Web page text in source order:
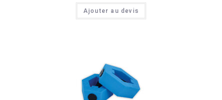
Ajouter au devis